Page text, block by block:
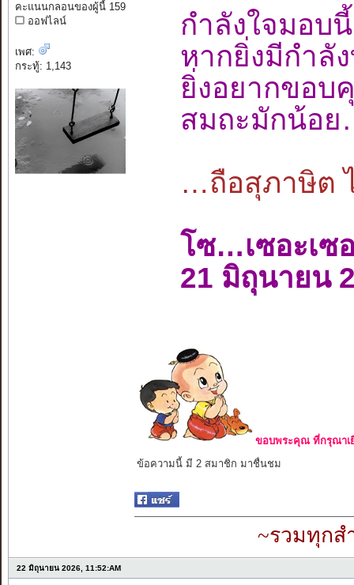
คะแนนกลอนของผู้นี้ 159
ออฟไลน์
เพศ:
กระทู้: 1,143
กำลังใจมอ
หากยิ่งมีกำ
ยิ่งอยากขอ
สมถะมักน้อ
…ถือสุภาษิต
โซ…เซอะเซ
21 มิถุนายน
ขอบพระคุณ ที่กรุณาเ
ข้อความนี้ มี 2 สมาชิก มาชื่นชม
~รวมทุกส
22 มิถุนายน 2026, 11:52:AM